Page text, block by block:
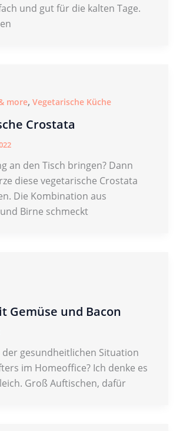
und gut für die kalten Tage.
more, Vegetarische Küche
Crostata
an den Tisch bringen? Dann
diese vegetarische Crostata
Die Kombination aus
Birne schmeckt
Gemüse und Bacon
der gesundheitlichen Situation
im Homeoffice? Ich denke es
Groß Auftischen, dafür